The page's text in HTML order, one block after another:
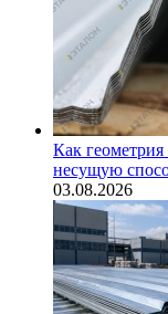
Как геометрия
несущую
03.08.2026